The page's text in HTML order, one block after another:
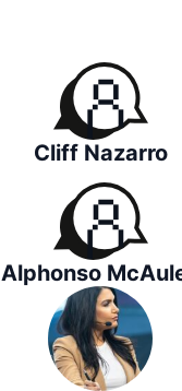
Cliff Nazarro
Alphonso